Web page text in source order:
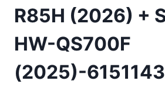
R85H (2026) +
HW-QS700F
(2025)-